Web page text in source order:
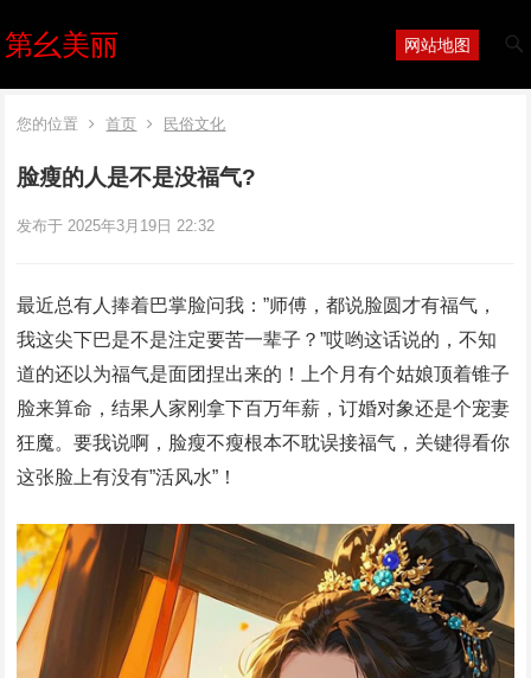
第幺美丽 网站地图
您的位置 首页 民俗文化
脸瘦的人是不是没福气?
发布于 2025年3月19日 22:32
最近总有人捧着巴掌脸问我：”师傅，都说脸圆才有福气，
我这尖下巴是不是注定要苦一辈子？”哎哟这话说的，不知
道的还以为福气是面团捏出来的！上个月有个姑娘顶着锥子
脸来算命，结果人家刚拿下百万年薪，订婚对象还是个宠妻
狂魔。要我说啊，脸瘦不瘦根本不耽误接福气，关键得看你
这张脸上有没有”活风水”！